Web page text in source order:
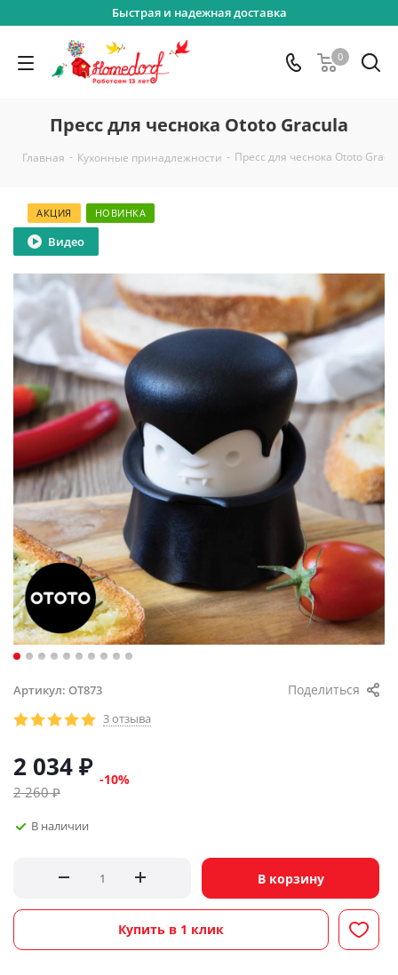
Быстрая и надежная доставка
0
Пресс для чеснока Ototo Gracula
Главная - Кухонные принадлежности - Пресс для чеснока Ototo
АКЦИЯ НОВИНКА
Видео
Артикул: OT873 Поделиться
3 отзыва
2 034₽
2 260₽
-10%
В наличии
В корзину
Купить в 1 клик